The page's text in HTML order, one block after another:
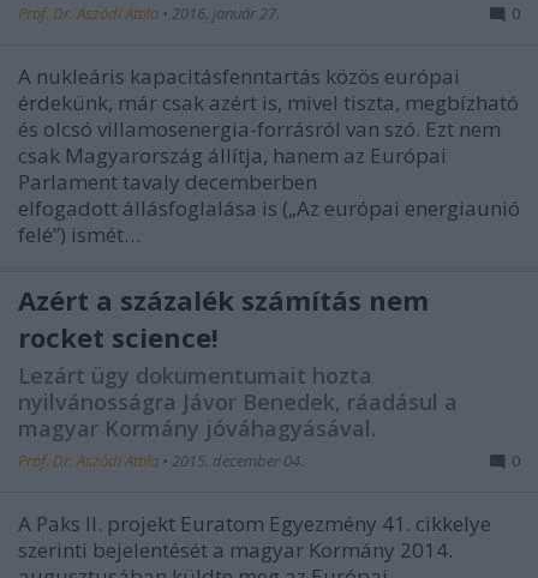
Prof. Dr. Aszódi Attila • 2016. január 27. 0
A nukleáris kapacitásfenntartás közös európai
érdekünk, már csak azért is, mivel tiszta, megbízható
és olcsó villamosenergia-forrásról van szó. Ezt nem
csak Magyarország állítja, hanem az Európai
Parlament tavaly decemberben
elfogadott állásfoglalása is („Az európai energiaunió
felé”) ismét…
Azért a százalék számítás nem
rocket science!
Lezárt ügy dokumentumait hozta
nyilvánosságra Jávor Benedek, ráadásul a
magyar Kormány jóváhagyásával.
Prof. Dr. Aszódi Attila • 2015. december 04. 0
A Paks II. projekt Euratom Egyezmény 41. cikkelye
szerinti bejelentését a magyar Kormány 2014.